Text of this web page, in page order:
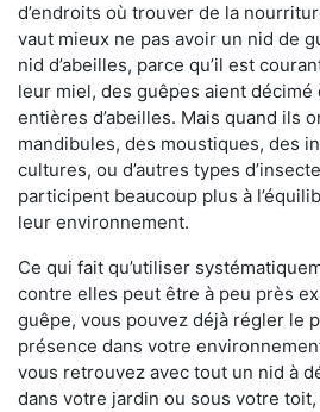
d’endroits où trouver de la
vaut mieux ne pas avoir un nid de
nid d’abeilles, parce qu’il est
leur miel, des guêpes aient décimé
entières d’abeilles. Mais quand ils
mandibules, des moustiques, des
cultures, ou d’autres types
participent beaucoup plus à
leur environnement.
Ce qui fait qu’utiliser
contre elles peut être à peu près
guêpe, vous pouvez déjà régler le
présence dans votre
vous retrouvez avec tout un nid à
dans votre jardin ou sous votre